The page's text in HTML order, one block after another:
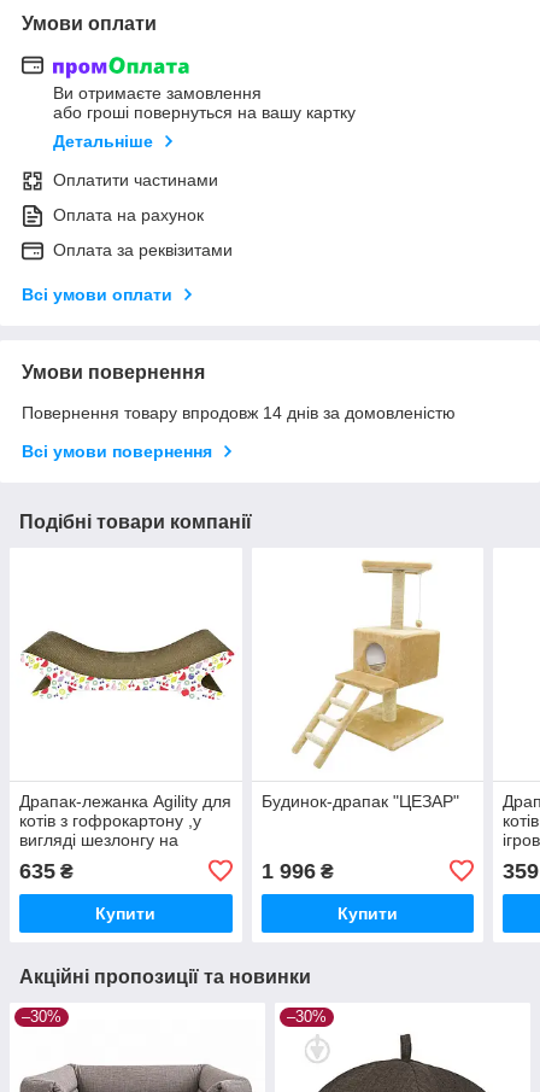
Умови оплати
Ви отримаєте замовлення
або гроші повернуться на вашу картку
Детальніше
Оплатити частинами
Оплата на рахунок
Оплата за реквізитами
Всі умови оплати
Умови повернення
Повернення товару впродовж 14 днів за домовленістю
Всі умови повернення
Подібні товари компанії
Драпак-лежанка Agility для
котів з гофрокартону ,у
вигляді шезлонгу на
635 ₴
Купити
Будинок-драпак "ЦЕЗАР"
1 996₴
Купити
359
Акційні пропозиції та новинки
–30% –30%